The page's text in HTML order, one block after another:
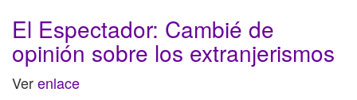
El Espectador: Cambié de
opinión sobre los extranjerismos
Verenlace